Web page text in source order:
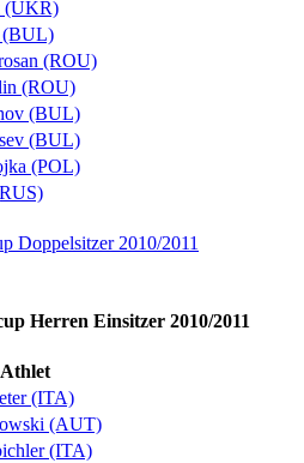
(UKR)
(BUL)
(ROU)
(ROU)
(BUL)
(BUL)
(POL)
Doppelsitzer 2010/2011
Herren Einsitzer 2010/2011
Athlet
(ITA)
(AUT)
(ITA)